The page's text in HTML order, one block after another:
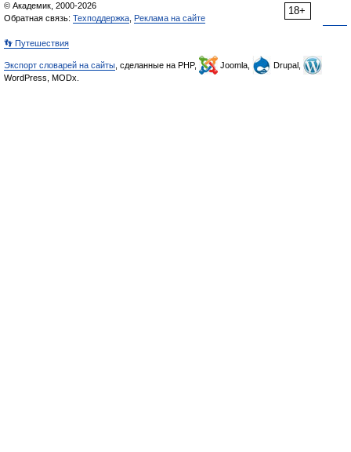
18+
© Академик, 2000-2026
Обратная связь: Техподдержка Реклама на сайте
👣 Путешествия
Экспорт словарей на сайты , сделанные на PHP, Joomla,
Drupal,
WordPress, MODx.